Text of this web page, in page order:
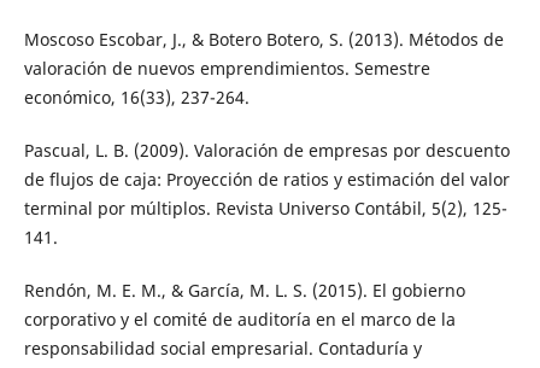
Moscoso Escobar, J., & Botero Botero, S. (2013). Métodos de
valoración de nuevos emprendimientos. Semestre
económico, 16(33), 237-264.
Pascual, L. B. (2009). Valoración de empresas por descuento
de flujos de caja: Proyección de ratios y estimación del valor
terminal por múltiplos. Revista Universo Contábil, 5(2), 125-
141.
Rendón, M. E. M., & García, M. L. S. (2015). El gobierno
corporativo y el comité de auditoría en el marco de la
responsabilidad social empresarial. Contaduría y